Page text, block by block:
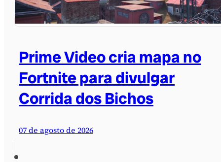
Prime Video cria mapa no
Fortnite para divulgar
Corrida dos Bichos
07 de agosto de 2026